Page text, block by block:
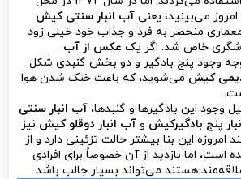
امروز می‌بینید، یعنی آب انبار سنتی کیش
منحصر به فرد و جذاب خود خیلی زود
خاص شد. اگر یک عکس از آب
وجود پنج بادگیر و دو بخش گنبدی شکل
کیش می‌شوید، که باعث خنک شدن هوا
وجود این بادگیرها و گنبدها، آب انبار سنتی
پنج بادگیرکیش و آب انبار دوقلو کیش نیز
این بنا بیشتر حالت تزئینی دارد و از
است، اما بازدید از آن خصوصاً برای افرادی
هستند می‌تواند بسیار جالب باشد.